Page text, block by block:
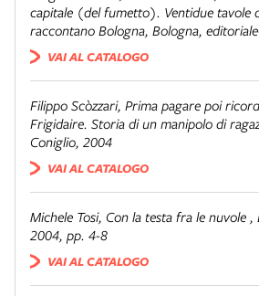
capitale (del fumetto). Ventidue tavole
raccontano Bologna, Bologna,
VAI AL CATALOGO
Filippo Scòzzari, Prima pagare poi
Frigidaire. Storia di un manipolo di
Coniglio, 2004
VAI AL CATALOGO
Michele Tosi, Con la testa fra le nuvole ,
2004, pp. 4-8
VAI AL CATALOGO